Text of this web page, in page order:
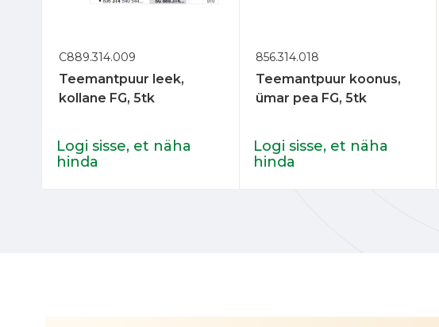
C889.314.009
Teemantpuur leek,
kollane FG, 5tk
Logi sisse, et näha
hinda
856.314.018
Teemantpuur koonus,
ümar pea FG, 5tk
Logi sisse, et näha
hinda